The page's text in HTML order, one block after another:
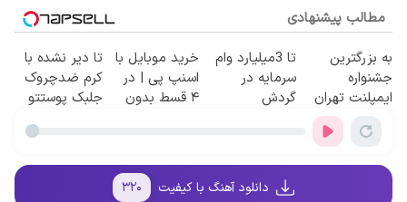
مطالب پیشنهادی
به بزرگترین
جشنواره
ایمپلنت تهران
سر بزنید ! |
فقط ۲۵ میلیون
تا 3میلیارد وام
سرمایه در
گردش
خرید موبایل با
اسنپ پی | در
۴ قسط بدون
تا دیر نشده با
کرم ضدچروک
جلبک پوستتو
دانلود آهنگ با کیفیت ۳۲۰